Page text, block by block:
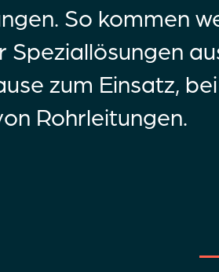
So kommen
Speziallösungen
zum Einsatz,
Rohrleitungen.